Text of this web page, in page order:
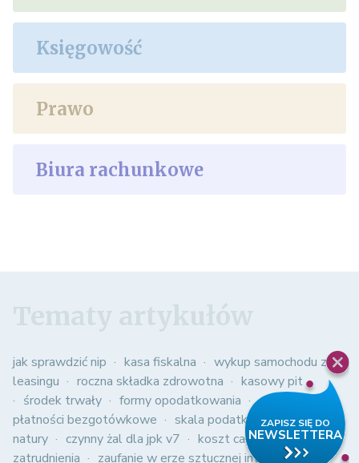
Księgowość
Prawo
Biura rachunkowe
jak sprawdzić nip kasa fiskalna
wykup samochodu z
leasingu
roczna składka zdrowotna
kasowy pit
środek trwały
formy opodatkowania
obowiązkowe
płatności bezgotówkowe
skala podatkowa
spis z
natury
czynny żal dla jpk v7
koszt całkowity
zatrudnienia
zaufanie w erze sztucznej inteligencji